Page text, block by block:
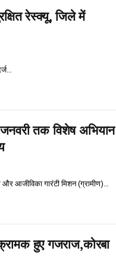
रेस्क्यू, जिले में
तक विशेष अभियान
और आजीविका गारंटी मिशन (ग्रामीण)…
हुए गजराज,कोरबा